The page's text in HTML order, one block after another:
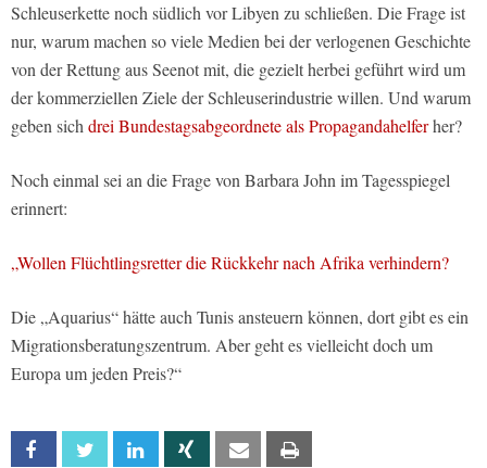
Schleuserkette noch südlich vor Libyen zu schließen. Die Frage ist
nur, warum machen so viele Medien bei der verlogenen Geschichte
von der Rettung aus Seenot mit, die gezielt herbei geführt wird um
der kommerziellen Ziele der Schleuserindustrie willen. Und warum
geben sich drei Bundestagsabgeordnete als Propagandahelferher?
Noch einmal sei an die Frage von Barbara John im Tagesspiegel
erinnert:
„Wollen Flüchtlingsretter die Rückkehr nach Afrika verhindern?
Die „Aquarius“ hätte auch Tunis ansteuern können, dort gibt es ein
Migrationsberatungszentrum. Aber geht es vielleicht doch um
Europa um jeden Preis?“
Facebook Twitter Linkedin Xing Email